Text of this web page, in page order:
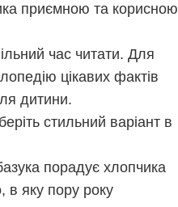
приємною та корисною
час читати. Для
цікавих фактів
дитини.
стильний варіант в
порадує хлопчика
в яку пору року